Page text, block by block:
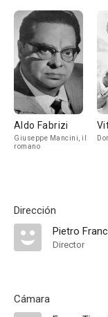
Aldo Fabrizi
Giuseppe Mancini, il
romano
Dirección
Pietro
Director
Cámara